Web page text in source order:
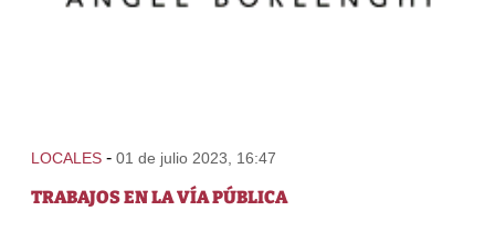
LOCALES - 01 de julio 2023, 16:47
TRABAJOS EN LA VÍA PÚBLICA